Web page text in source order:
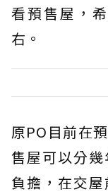
看預售屋，
右。
原PO目前在
售屋可以分
負擔，在交